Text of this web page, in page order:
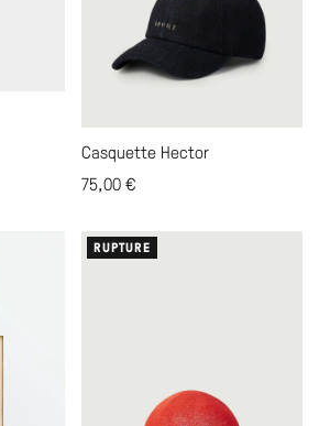
Casquette Hector
75,00€
RUPTURE